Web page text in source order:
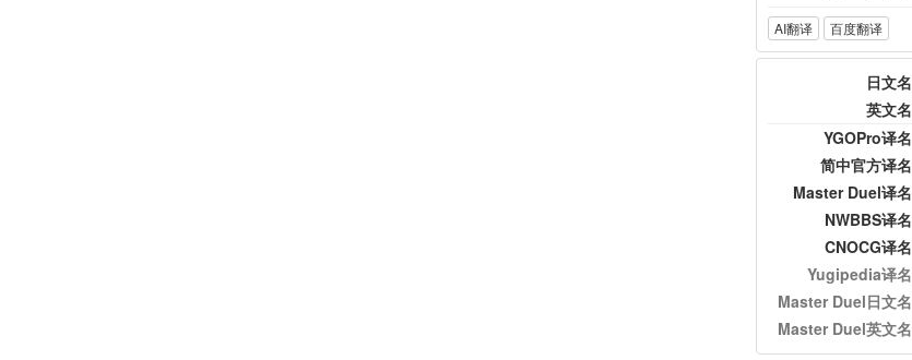
AI翻译 百度翻译
日文名
英文名
YGOPro译名
简中官方译名
Master Duel译名
NWBBS译名
CNOCG译名
Yugipedia译名
Master Duel日文名
Master Duel英文名